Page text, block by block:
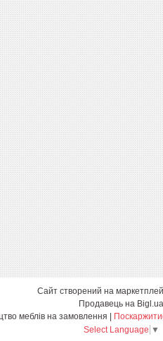
Сайт створений на
Продавець на Bigl.ua
Select Language ▼